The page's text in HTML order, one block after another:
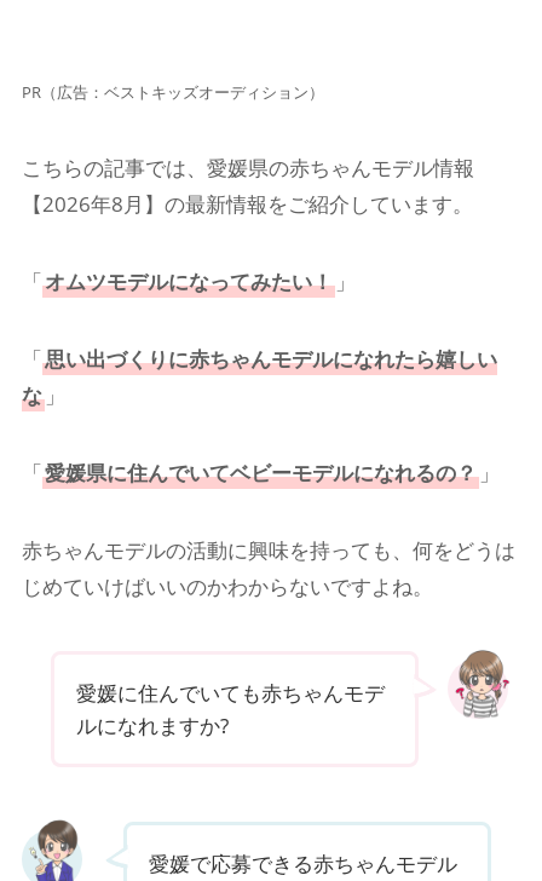
PR（広告：ベストキッズオーディション）
こちらの記事では、愛媛県の赤ちゃんモデル情報
【2026年8月】の最新情報をご紹介しています。
「オムツモデルになってみたい！」
「思い出づくりに赤ちゃんモデルになれたら嬉しい
な」
「愛媛県に住んでいてベビーモデルになれるの？」
赤ちゃんモデルの活動に興味を持っても、何をどうは
じめていけばいいのかわからないですよね。
愛媛に住んでいても赤ちゃんモデ
ルになれますか?
愛媛で応募できる赤ちゃんモデル